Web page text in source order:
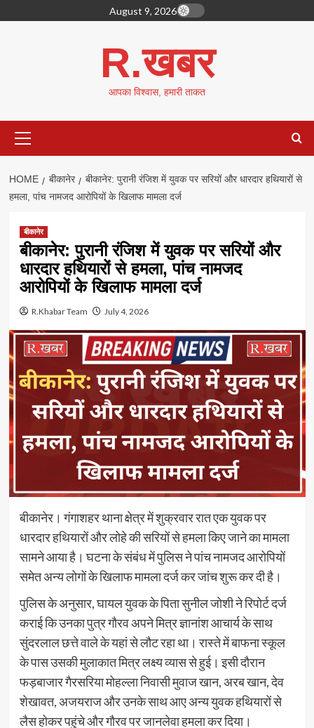
to
August 9, 2026
R.खबर
आपका विश्वास, हमारी ताकत
Menu
HOME बीकानेर
बीकानेर: पुरानी रंजिश में युवक पर सरियों और धारदार हथियारों से
हमला, पांच नामजद आरोपियों के खिलाफ मामला दर्ज
बीकानेर
बीकानेर: पुरानी रंजिश में युवक पर सरियों और
धारदार हथियारों से हमला, पांच नामजद
आरोपियों के खिलाफ मामला दर्ज
R.Khabar Team July 4, 2026
बीकानेर। गंगाशहर थाना क्षेत्र में शुक्रवार रात एक युवक पर
धारदार हथियारों और लोहे की सरियों से हमला किए जाने का मामला
सामने आया है। घटना के संबंध में पुलिस ने पांच नामजद आरोपियों
समेत अन्य लोगों के खिलाफ मामला दर्ज कर जांच शुरू कर दी है।
पुलिस के अनुसार, घायल युवक के पिता सुनील जोशी ने रिपोर्ट दर्ज
कराई कि उनका पुत्र गौरव अपने मित्र ज्ञानांश आचार्य के साथ
सुंदरलाल छत्ते वाले के यहां से लौट रहा था। रास्ते में बाफना स्कूल
के पास उसकी मुलाकात मित्र लक्ष्य व्यास से हुई। इसी दौरान
फड़बाजार गैरसरिया मोहल्ला निवासी मुवाज खान, अरब खान, देव
शेखावत, अजयराज और उनके साथ आए अन्य युवक हथियारों से
लैस होकर पहुंचे और गौरव पर जानलेवा हमला कर दिया।